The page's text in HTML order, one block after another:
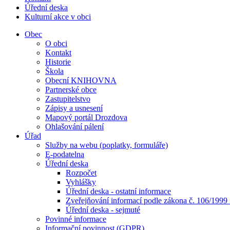
Úřední deska
Kulturní akce v obci
Obec
O obci
Kontakt
Historie
Škola
Obecní KNIHOVNA
Partnerské obce
Zastupitelstvo
Zápisy a usnesení
Mapový portál Drozdova
Ohlašování pálení
Úřad
Služby na webu (poplatky, formuláře)
E-podatelna
Úřední deska
Rozpočet
Vyhlášky
Úřední deska - ostatní informace
Zveřejňování informací podle zákona č. 106/1999
Úřední deska - sejmuté
Povinné informace
Informační povinnost (GDPR)